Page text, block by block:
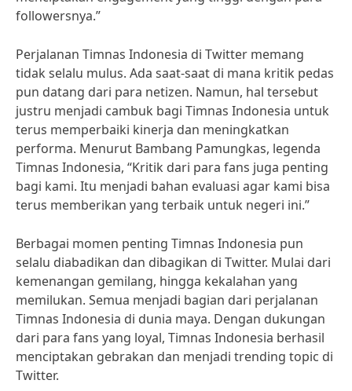
followersnya.”
Perjalanan Timnas Indonesia di Twitter memang
tidak selalu mulus. Ada saat-saat di mana kritik pedas
pun datang dari para netizen. Namun, hal tersebut
justru menjadi cambuk bagi Timnas Indonesia untuk
terus memperbaiki kinerja dan meningkatkan
performa. Menurut Bambang Pamungkas, legenda
Timnas Indonesia, “Kritik dari para fans juga penting
bagi kami. Itu menjadi bahan evaluasi agar kami bisa
terus memberikan yang terbaik untuk negeri ini.”
Berbagai momen penting Timnas Indonesia pun
selalu diabadikan dan dibagikan di Twitter. Mulai dari
kemenangan gemilang, hingga kekalahan yang
memilukan. Semua menjadi bagian dari perjalanan
Timnas Indonesia di dunia maya. Dengan dukungan
dari para fans yang loyal, Timnas Indonesia berhasil
menciptakan gebrakan dan menjadi trending topic di
Twitter.